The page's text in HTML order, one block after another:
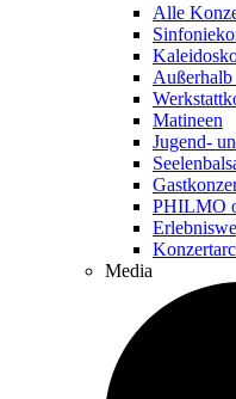
Alle
Matineen
Jugend-
PHILMO
Media